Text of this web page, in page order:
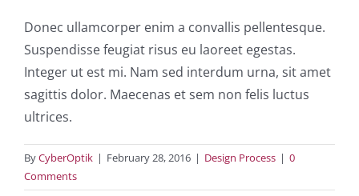
Donec ullamcorper enim a convallis pellentesque.
Suspendisse feugiat risus eu laoreet egestas.
Integer ut est mi. Nam sed interdum urna, sit amet
sagittis dolor. Maecenas et sem non felis luctus
ultrices.
ByCyberOptik | February 28, 2016 | Design Process | 0
Comments